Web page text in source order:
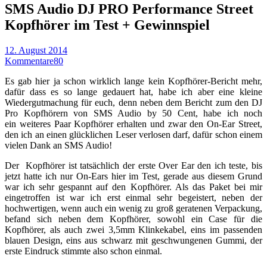
SMS Audio DJ PRO Performance Street
Kopfhörer im Test + Gewinnspiel
12. August 2014
Kommentare80
Es gab hier ja schon wirklich lange kein Kopfhörer-Bericht mehr,
dafür dass es so lange gedauert hat, habe ich aber eine kleine
Wiedergutmachung für euch, denn neben dem Bericht zum den DJ
Pro Kopfhörern von SMS Audio by 50 Cent, habe ich noch
ein weiteres Paar Kopfhörer erhalten und zwar den On-Ear Street,
den ich an einen glücklichen Leser verlosen darf, dafür schon einem
vielen Dank an SMS Audio!
Der Kopfhörer ist tatsächlich der erste Over Ear den ich teste, bis
jetzt hatte ich nur On-Ears hier im Test, gerade aus diesem Grund
war ich sehr gespannt auf den Kopfhörer. Als das Paket bei mir
eingetroffen ist war ich erst einmal sehr begeistert, neben der
hochwertigen, wenn auch ein wenig zu groß geratenen Verpackung,
befand sich neben dem Kopfhörer, sowohl ein Case für die
Kopfhörer, als auch zwei 3,5mm Klinkekabel, eins im passenden
blauen Design, eins aus schwarz mit geschwungenen Gummi, der
erste Eindruck stimmte also schon einmal.